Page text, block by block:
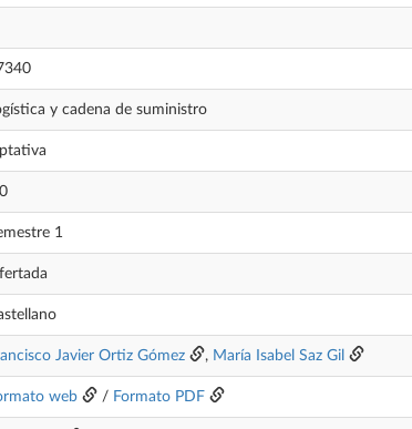
y cadena de suministro
1
Javier Ortiz Gómez , María Isabel Saz Gil
web / Formato PDF